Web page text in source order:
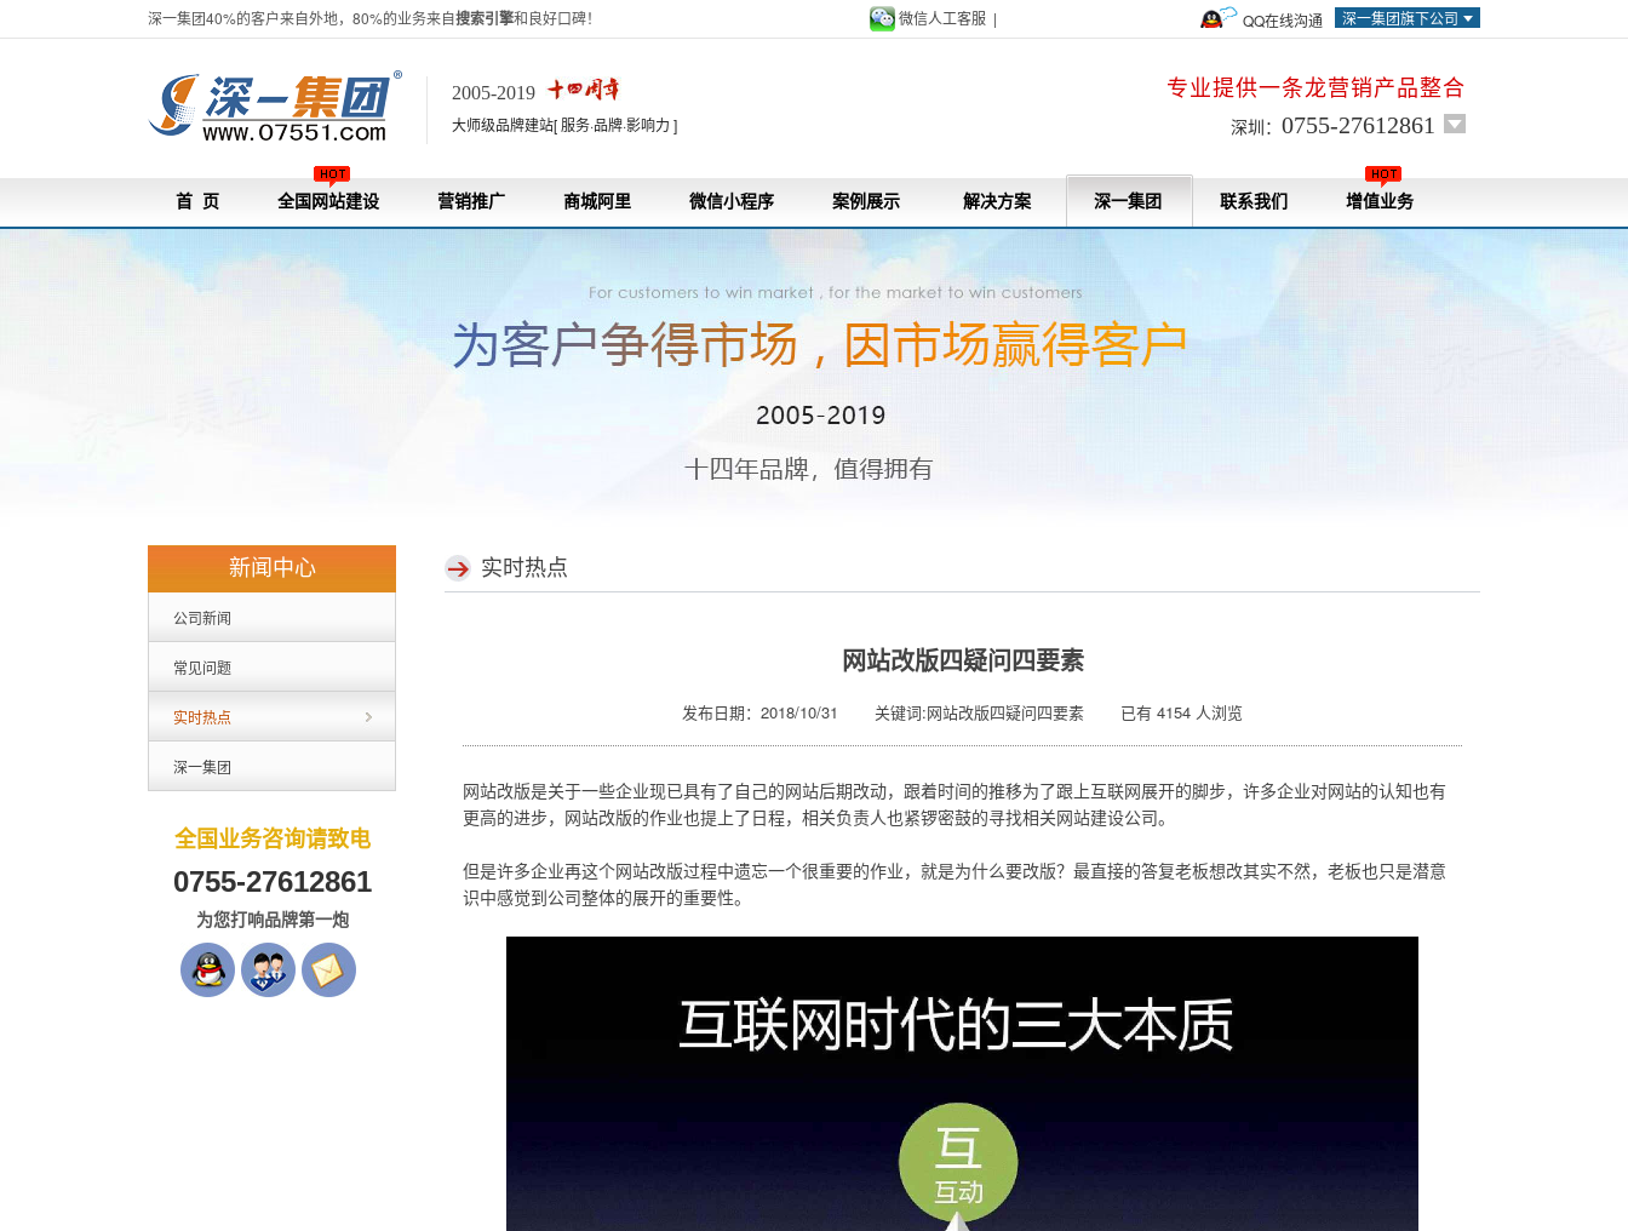
深一集团40%的客户来自外地，80%的业务来自搜索引擎和良好口碑！ 深一集团旗下公司
微信人工客服 | QQ在线沟通
2005-2019
大师级品牌建站[ 服务·品牌·影响力 ]
专业提供一条龙营销产品整合
深圳： 0755-27612861
首 页 全国网站建设 营销推广 商城阿里 微信小程序 案例展示 解决方案 深一集团 联系我们 增值业务
新闻中心
公司新闻
常见问题
实时热点
深一集团
全国业务咨询请致电
0755-27612861
为您打响品牌第一炮
实时热点
网站改版四疑问四要素
发布日期：2018/10/31 关键词:网站改版四疑问四要素 已有 4154 人浏览
网站改版是关于一些企业现已具有了自己的网站后期改动，跟着时间的推移为了跟上互联网展开的脚步，许多企业对网站的认知也有
更高的进步，网站改版的作业也提上了日程，相关负责人也紧锣密鼓的寻找相关网站建设公司。
但是许多企业再这个网站改版过程中遗忘一个很重要的作业，就是为什么要改版？最直接的答复老板想改其实不然，老板也只是潜意
识中感觉到公司整体的展开的重要性。